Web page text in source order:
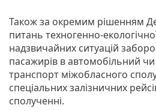
Також за окремим рішенням
питань техногенно-
надзвичайних ситуацій
пасажирів в автомобільний
транспорт міжобласного
спеціальних залізничних
сполученні.